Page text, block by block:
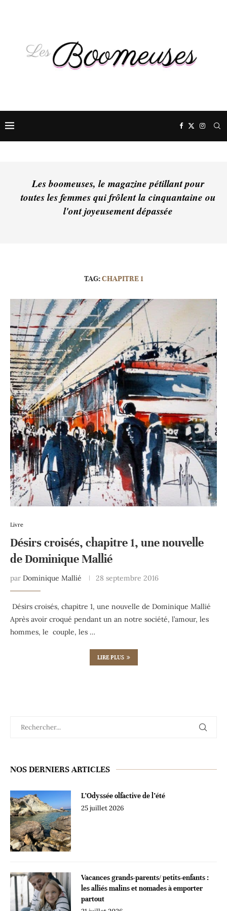
Les boomeuses, le magazine pétillant pour
toutes les femmes qui frôlent la cinquantaine ou
l'ont joyeusement dépassée
TAG:CHAPITRE 1
Livre
Désirs croisés, chapitre 1, une nouvelle
de Dominique Mallié
par Dominique Mallié 28 septembre 2016
Désirs croisés, chapitre 1, une nouvelle de Dominique Mallié
Après avoir croqué pendant un an notre société, l’amour, les
hommes, le couple, les …
LIRE PLUS
NOS DERNIERS ARTICLES
L’Odyssée olfactive de l’été
25 juillet 2026
Vacances grands-parents/ petits-enfants :
les alliés malins et nomades à emporter
partout